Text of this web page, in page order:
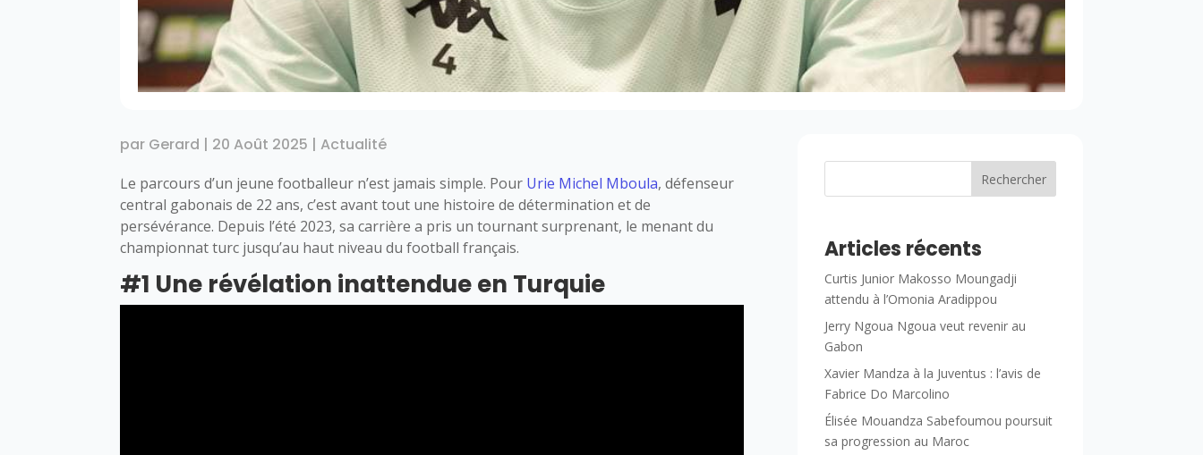
par Gerard | 20 Août 2025 |Actualité
Le parcours d’un jeune footballeur n’est jamais simple. Pour Urie Michel Mboula, défenseur
central gabonais de 22 ans, c’est avant tout une histoire de détermination et de
persévérance. Depuis l’été 2023, sa carrière a pris un tournant surprenant, le menant du
championnat turc jusqu’au haut niveau du football français.
#1 Une révélation inattendue en Turquie
Rechercher
Articles récents
Curtis Junior Makosso Moungadji
attendu à l’Omonia Aradippou
Jerry Ngoua Ngoua veut revenir au
Gabon
Xavier Mandza à la Juventus : l’avis de
Fabrice Do Marcolino
Élisée Mouandza Sabefoumou poursuit
sa progression au Maroc